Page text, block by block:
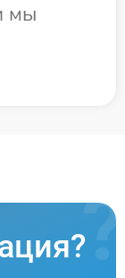
мы